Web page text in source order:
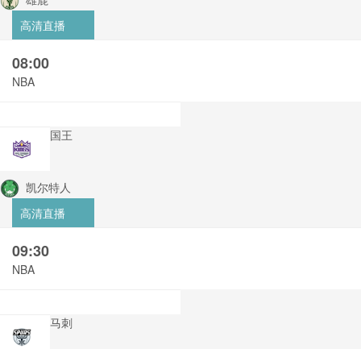
高清直播
08:00
NBA
国王
凯尔特人
高清直播
09:30
NBA
马刺